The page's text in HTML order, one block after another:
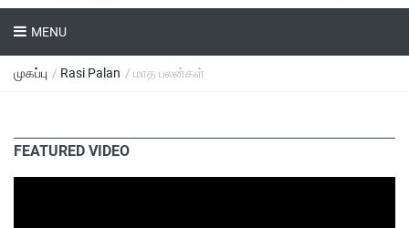
MENU
முகப்பு / Rasi Palan / மாத பலன்கள்
FEATURED VIDEO